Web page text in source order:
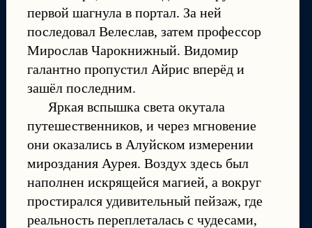
первой шагнула в портал. За ней
последовал Велеслав, затем профессор
Мирослав Чарокнижный. Видомир
галантно пропустил Айрис вперёд и
зашёл последним.
Яркая вспышка света окутала
путешественников, и через мгновение
они оказались в Алуйском измерении
мироздания Аурея. Воздух здесь был
наполнен искрящейся магией, а вокруг
простирался удивительный пейзаж, где
реальность переплеталась с чудесами,